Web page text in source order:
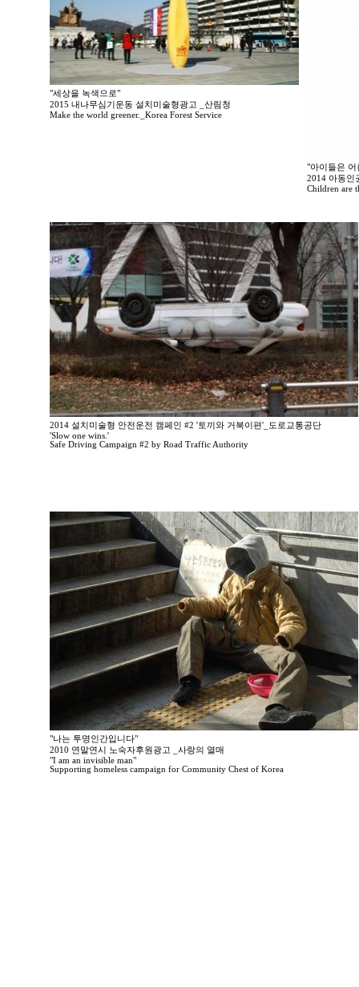
"세상을 녹색으로"
2015 내나무심기운동 설치미술형광고 _산림청
Make the world greener._Korea Forest Service
"아이들은 어
2014 아동인
Children are
2014 설치미술형 안전운전 캠페인 #2 '토끼와 거북이편'_도로교통공단
'Slow one wins.'
Safe Driving Campaign #2 by Road Traffic Authority
"나는 투명인간입니다"
2010 연말연시 노숙자후원광고 _사랑의 열매
"I am an invisible man"
Supporting homeless campaign for Community Chest of Korea